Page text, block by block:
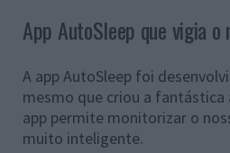
App AutoSleep que vigia o
A app AutoSleep foi
mesmo que criou a fantástica
app permite monitorizar o
muito inteligente.